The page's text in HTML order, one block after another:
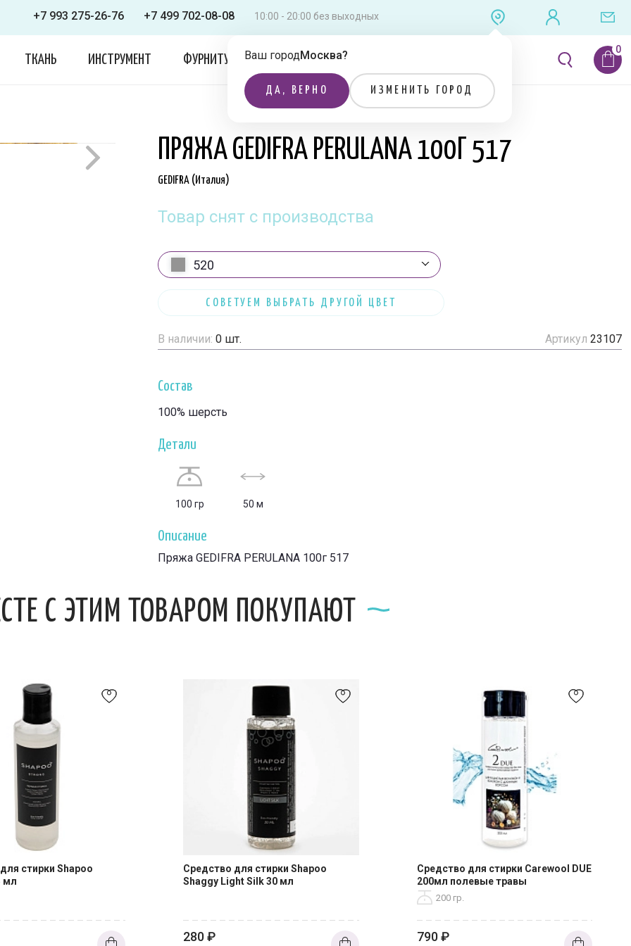
+7 993 275-26-76 +7 499 702-08-08 10:00 - 20:00 без выходных
Ваш городМосква?
ДА, ВЕРНО ИЗМЕНИТЬ ГОРОД
ТКАНЬ ИНСТРУМЕНТ ФУРНИТУРА ОДЕЖДА ЛИТЕРАТУРА
СНЯТ С ПРОИЗВОДСТВА ПРЯЖА GEDIFRA PERULANA 100Г 517
GEDIFRA (Италия)
Товар снят с производства
520
СОВЕТУЕМ ВЫБРАТЬ ДРУГОЙ ЦВЕТ
В наличии: 0 шт. Артикул 23107
Состав
100% шерсть
Детали
100 гр 50 м
Описание
Пряжа GEDIFRA PERULANA 100г 517
С ЭТИМ ТОВАРОМ ПОКУПАЮТ
стирки Shapoo
мл
Средство для стирки Shapoo
Shaggy Light Silk 30 мл
280₽
Средство для стирки Carewool DUE
200мл полевые травы
200 гр.
790 ₽